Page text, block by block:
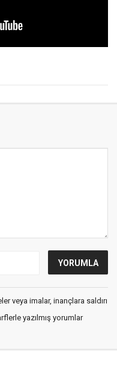
veya imalar, inançlara saldırı
yazılmış yorumlar